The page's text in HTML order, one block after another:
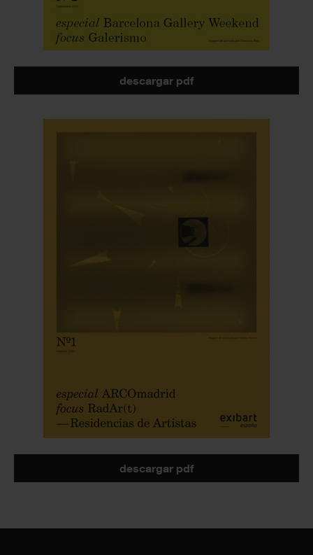
descargar pdf
descargar pdf